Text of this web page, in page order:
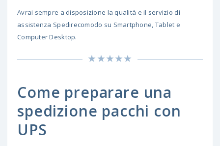
Avrai sempre a disposizione la qualità e il servizio di
assistenza Spedirecomodo su Smartphone, Tablet e
Computer Desktop.
Come preparare una
spedizione pacchi con
UPS